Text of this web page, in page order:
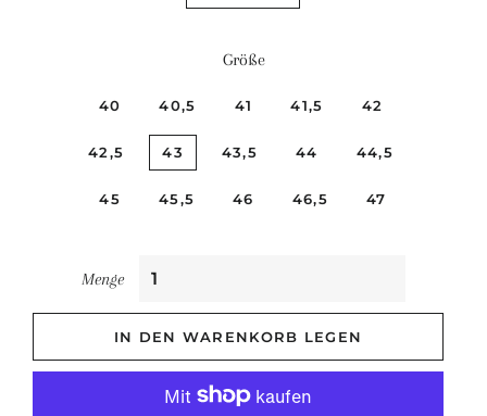
Größe
40 40,5 41 41,5 42
42,5 43 43,5 44 44,5
45 45,5 46 46,5 47
Menge
IN DEN WARENKORB LEGEN